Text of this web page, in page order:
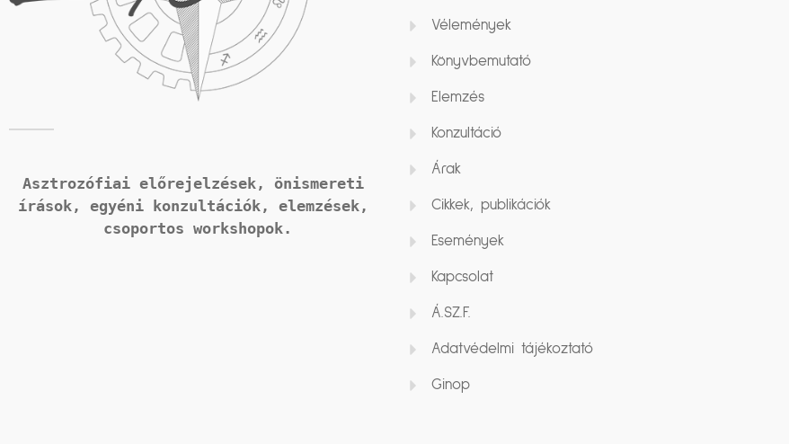
Asztrozófiai előrejelzések, önismereti
írások, egyéni konzultációk, elemzések,
csoportos workshopok.
Vélemények
Könyvbemutató
Elemzés
Konzultáció
Árak
Cikkek, publikációk
Események
Kapcsolat
Á.SZ.F.
Adatvédelmi tájékoztató
Ginop